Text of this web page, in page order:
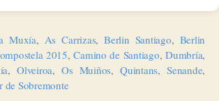
Muxía, As Carrizas,Berlin Santiago, Berlin
2015,Camino de Santiago,Dumbría,
,Olveiroa,Os Muiños,Quintans,Senande,
de Sobremonte